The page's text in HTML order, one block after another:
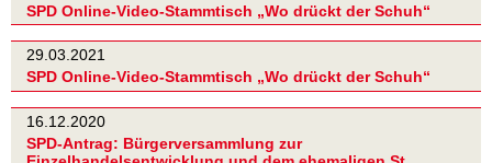
SPD Online-Video-Stammtisch „Wo drückt der Schuh“
29.03.2021
SPD Online-Video-Stammtisch „Wo drückt der Schuh“
16.12.2020
SPD-Antrag: Bürgerversammlung zur